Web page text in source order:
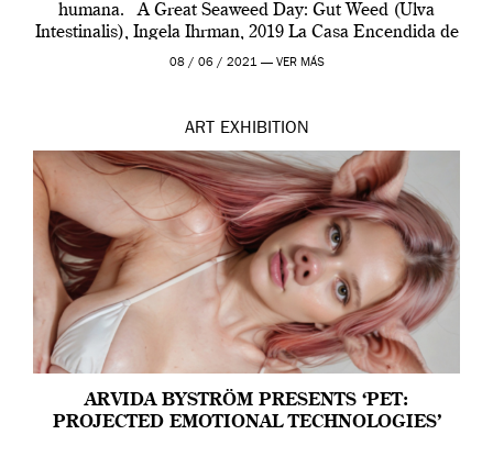
humana. A Great Seaweed Day: Gut Weed (Ulva
Intestinalis), Ingela Ihrman, 2019 La Casa Encendida de
Madrid y la Wellcome […]
08 / 06 / 2021 — VER MÁS
ART EXHIBITION
ARVIDA BYSTRÖM PRESENTS ‘PET:
PROJECTED EMOTIONAL TECHNOLOGIES’